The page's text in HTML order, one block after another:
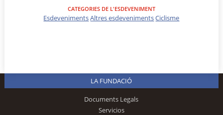
CATEGORIES DE L'ESDEVENIMENT
EsdevenimentsAltres esdevenimentsCiclisme
LA FUNDACIÓ
Documents Legals
Servicios